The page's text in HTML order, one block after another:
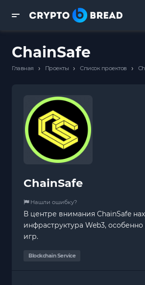
ChainSafe
Главная › Проекты › Список проектов ›
ChainSafe
Нашли ошибку?
В центре внимания ChainSafe
инфраструктура Web3,
игр.
Blockchain Service